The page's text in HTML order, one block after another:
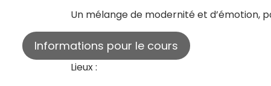
Un mélange de modernité et d’émotion,
Informations pour le cours
Lieux :